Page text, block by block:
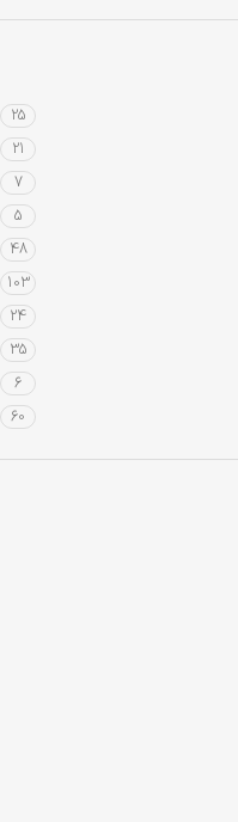
25
21
7
5
48
103
24
35
6
60